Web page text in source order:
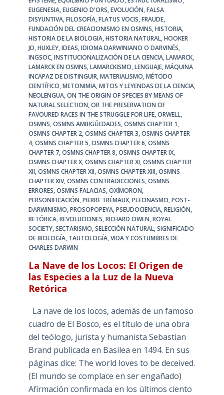
EUGENESIA,EUGENIO D'ORS,EVOLUCIÓN,FALSA
DISYUNTIVA,FILOSOFÍA,FLATUS VOCIS,FRAUDE,
FUNDACIÓN DEL CREACIONISMO EN OSMNS,HISTORIA,
HISTORIA DE LA BIOLOGIA,HISTORIA NATURAL,HOOKER
JD,HUXLEY,IDEAS,IDIOMA DARWINIANO O DARVINÉS,
INGSOC,INSTITUCIONALIZACIÓN DE LA CIENCIA,LAMARCK,
LAMARCK EN OSMNS,LAMARCKISMO,LENGUAJE,MÁQUINA
INCAPAZ DE DISTINGUIR,MATERIALISMO,MÉTODO
CIENTÍFICO,METONIMIA,MITOS Y LEYENDAS DE LA CIENCIA,
NEOLENGUA,ON THE ORIGIN OF SPECIES BY MEANS OF
NATURAL SELECTION,OR THE PRESERVATION OF
FAVOURED RACES IN THE STRUGGLE FOR LIFE,ORWELL,
OSMNS,OSMNS AMBIGÜEDADES,OSMNS CHAPTER 1,
OSMNS CHAPTER 2,OSMNS CHAPTER 3,OSMNS CHAPTER
4,OSMNS CHAPTER 5,OSMNS CHAPTER 6,OSMNS
CHAPTER 7,OSMNS CHAPTER 8,OSMNS CHAPTER IX,
OSMNS CHAPTER X,OSMNS CHAPTER XI,OSMNS CHAPTER
XII,OSMNS CHAPTER XII,OSMNS CHAPTER XIII,OSMNS
CHAPTER XIV,OSMNS CONTRADICCIONES,OSMNS
ERRORES,OSMNS FALACIAS,OXÍMORON,
PERSONIFICACIÓN,PIERRE TRÉMAUX,PLEONASMO,POST-
DARWINISMO,PROSOPOPEYA,PSEUDOCIENCIA,RELIGIÓN,
RETÓRICA,REVOLUCIONES,RICHARD OWEN,ROYAL
SOCIETY,SECTARISMO,SELECCIÓN NATURAL,SIGNIFICADO
DE BIOLOGÍA, TAUTOLOGÍA,VIDA Y COSTUMBRES DE
CHARLES DARWIN
La Nave de los Locos: El Origen de
las Especies a la Luz de la Nueva
Retórica
La nave de los locos, además de un famoso
cuadro de El Bosco, es el título de una obra
del teólogo, jurista y humanista Sebastian
Brand publicada en Basilea en 1494. En sus
páginas dice: The world loves to be deceived.
(El mundo se complace en ser engañado)
Afirmación confirmada en los últimos ciento